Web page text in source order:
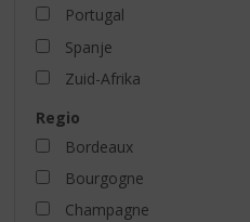
Portugal
Spanje
Zuid-Afrika
Regio
Bordeaux
Bourgogne
Champagne